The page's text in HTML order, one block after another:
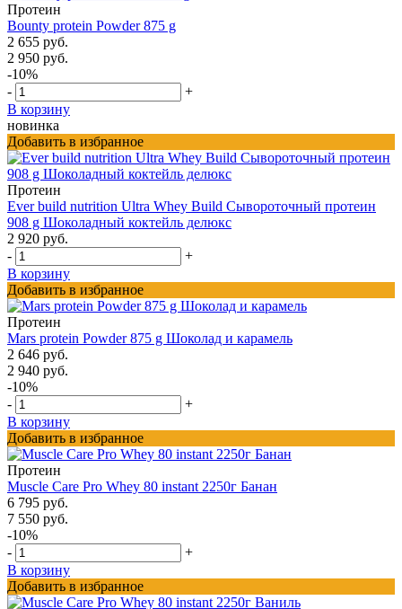
Протеин
Bounty protein Powder 875 g
2 655 руб.
2 950 руб.
-10%
-
+
В корзину
новинка
Добавить в избранное
Протеин
Ever build nutrition Ultra Whey Build Сывороточный протеин
908 g Шоколадный коктейль делюкс
2 920 руб.
-
+
В корзину
Добавить в избранное
Протеин
Mars protein Powder 875 g Шоколад и карамель
2 646 руб.
2 940 руб.
-10%
-
+
В корзину
Добавить в избранное
Протеин
Muscle Care Pro Whey 80 instant 2250г Банан
6 795 руб.
7 550 руб.
-10%
-
+
В корзину
Добавить в избранное